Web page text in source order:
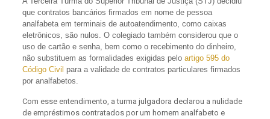
que contratos bancários firmados em nome de pessoa
analfabeta em terminais de autoatendimento, como caixas
eletrônicos, são nulos. O colegiado também considerou que o
uso de cartão e senha, bem como o recebimento do dinheiro,
não substituem as formalidades exigidas pelo artigo 595 do
Código Civil para a validade de contratos particulares firmados
por analfabetos.
Com esse entendimento, a turma julgadora declarou a nulidade
de empréstimos contratados por um homem analfabeto e